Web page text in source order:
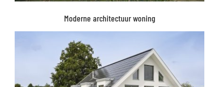
Moderne architectuur woning